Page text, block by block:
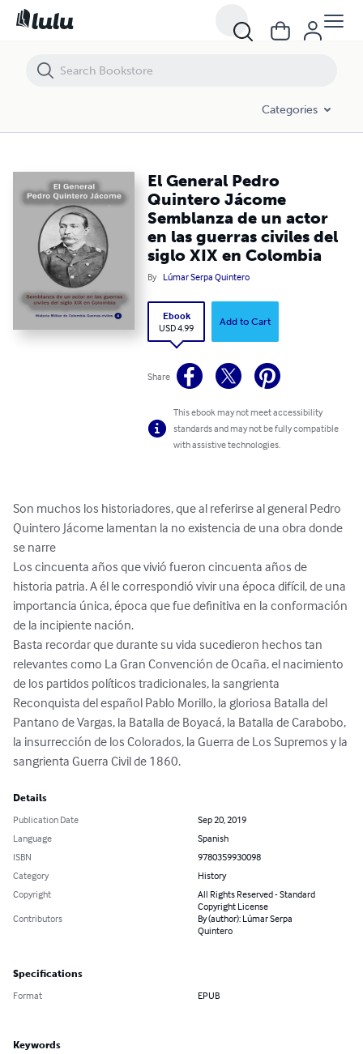
Categories
El General Pedro
Quintero Jácome
Semblanza de un actor
en las guerras civiles del
siglo XIX en Colombia
By Lúmar Serpa Quintero
Ebook
USD 4.99
Add to Cart
Share
This ebook may not meet accessibility
standards and may not be fully compatible
with assistive technologies.
Son muchos los historiadores, que al referirse al general Pedro
Quintero Jácome lamentan la no existencia de una obra donde
se narre
Los cincuenta años que vivió fueron cincuenta años de
historia patria. A él le correspondió vivir una época difícil, de una
importancia única, época que fue definitiva en la conformación
de la incipiente nación.
Basta recordar que durante su vida sucedieron hechos tan
relevantes como La Gran Convención de Ocaña, el nacimiento
de los partidos políticos tradicionales, la sangrienta
Reconquista del español Pablo Morillo, la gloriosa Batalla del
Pantano de Vargas, la Batalla de Boyacá, la Batalla de Carabobo,
la insurrección de los Colorados, la Guerra de Los Supremos y la
sangrienta Guerra Civil de 1860.
Details
Publication Date
Sep 20, 2019
Language
Spanish
ISBN
9780359930098
Category
History
Copyright
All Rights Reserved - Standard
Copyright License
Contributors
By (author): Lúmar Serpa
Quintero
Specifications
Format EPUB
Keywords
El General Pedro Quintero Jácome Semblanza de un actor en las